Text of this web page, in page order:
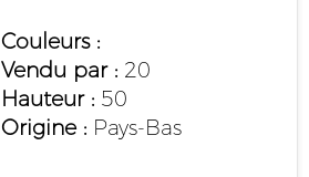
Couleurs :
Vendu par :20
Hauteur :50
Origine :Pays-Bas